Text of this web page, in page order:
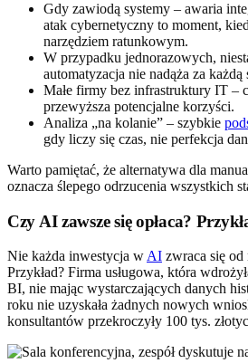
Gdy zawiodą systemy – awaria
atak cybernetyczny to moment,
narzędziem ratunkowym.
W przypadku jednorazowych,
automatyzacja nie nadąża za każdą
Małe firmy bez infrastruktury IT –
przewyższa potencjalne korzyści.
Analiza „na kolanie” – szybkie
gdy liczy się czas, nie perfekcja
Warto pamiętać, że alternatywa dla
oznacza ślepego odrzucenia wszystkich
Czy AI zawsze się opłaca?
Nie każda inwestycja wAI zwraca się
Przykład? Firma usługowa, która
BI, nie mając wystarczających danych
roku nie uzyskała żadnych nowych
konsultantów przekroczyły 100 tys.